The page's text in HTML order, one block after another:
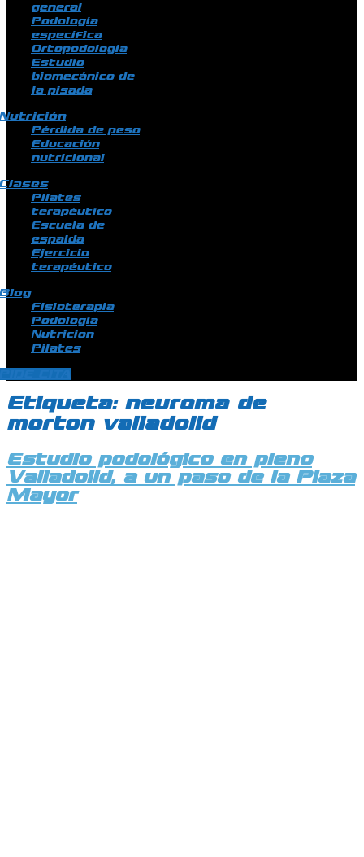
general
Podología
específica
Ortopodología
Estudio
biomecánico de
la pisada
Pérdida de peso
Educación
nutricional
Pilates
terapéutico
Escuela de
espalda
Ejercicio
terapéutico
Fisioterapia
Podologia
Nutricion
Pilates
Etiqueta: neuroma de
morton valladolid
Estudio podológico en pleno
Valladolid, a un paso de la Plaza
Mayor